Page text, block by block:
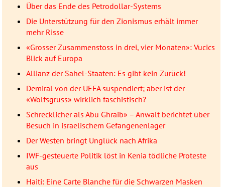
Über das Ende des Petrodollar-Systems
Die Unterstützung für den Zionismus erhält immer
mehr Risse
«Grosser Zusammenstoss in drei, vier Monaten»: Vucics
Blick auf Europa
Allianz der Sahel-Staaten: Es gibt kein Zurück!
Demiral von der UEFA suspendiert; aber ist der
«Wolfsgruss» wirklich faschistisch?
Schrecklicher als Abu Ghraib» – Anwalt berichtet über
Besuch in israelischem Gefangenenlager
Der Westen bringt Unglück nach Afrika
IWF-gesteuerte Politik löst in Kenia tödliche Proteste
aus
Haiti: Eine Carte Blanche für die Schwarzen Masken